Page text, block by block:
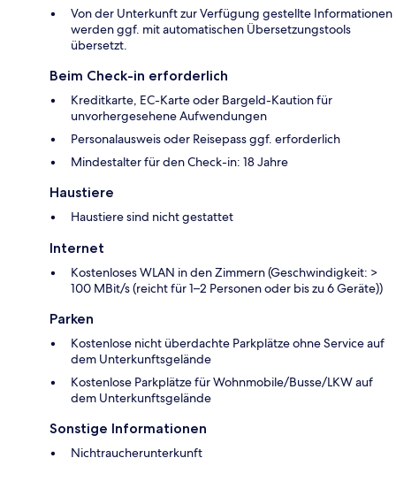
Von der Unterkunft zur Verfügung gestellte Informationen
werden ggf. mit automatischen Übersetzungstools
übersetzt.
Beim Check-in erforderlich
Kreditkarte, EC-Karte oder Bargeld-Kaution für
unvorhergesehene Aufwendungen
Personalausweis oder Reisepass ggf. erforderlich
Mindestalter für den Check-in: 18 Jahre
Haustiere
Haustiere sind nicht gestattet
Internet
Kostenloses WLAN in den Zimmern (Geschwindigkeit: >
100 MBit/s (reicht für 1–2 Personen oder bis zu 6 Geräte))
Parken
Kostenlose nicht überdachte Parkplätze ohne Service auf
dem Unterkunftsgelände
Kostenlose Parkplätze für Wohnmobile/Busse/LKW auf
dem Unterkunftsgelände
Sonstige Informationen
Nichtraucherunterkunft